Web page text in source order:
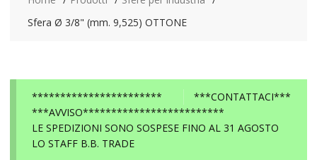
Sfera Ø 3/8" (mm. 9,525) OTTONE
***CONTATTACI***
***********************
***AVVISO*************************
LE SPEDIZIONI SONO SOSPESE FINO AL 31 AGOSTO
LO STAFF B.B. TRADE